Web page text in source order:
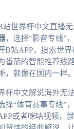
站世界杯中文直播
，选择“影音专线”
B站APP，搜索世
番茄的智能推荐线
，就像在国内一样。
杯中文解说海外无
择“体育赛事专线”
或者咪咕视频，